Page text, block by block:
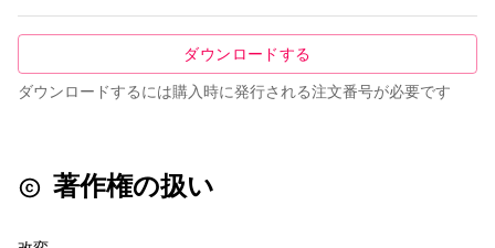
ダウンロードする
ダウンロードするには購入時に発行される注文番号が必要です
著作権の扱い